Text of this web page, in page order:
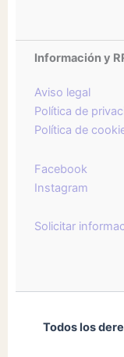
Información y
Aviso legal
Política de
Política de
Facebook
Instagram
Solicitar
Todos los